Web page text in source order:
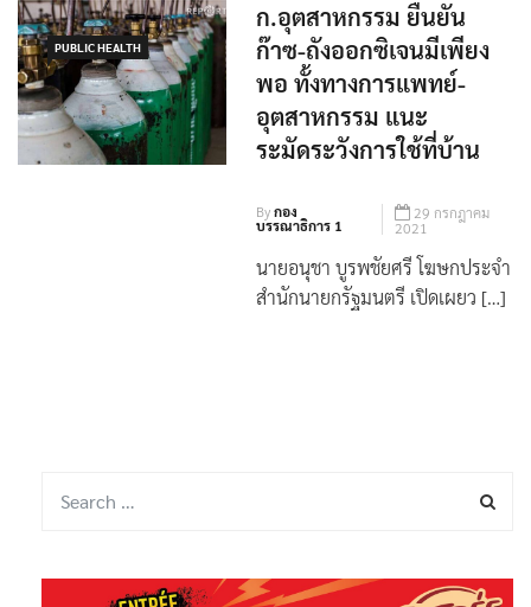
PUBLIC HEALTH
ก.อุตสาหกรรม ยืนยัน
ก๊าซ-ถังออกซิเจนมีเพียง
พอ ทั้งทางการแพทย์-
อุตสาหกรรม แนะ
ระมัดระวังการใช้ที่บ้าน
Byกอง
บรรณาธิการ 1
29 กรกฎาคม
2021
นายอนุชา บูรพชัยศรี โฆษกประจำ
สำนักนายกรัฐมนตรี เปิดเผยว […]